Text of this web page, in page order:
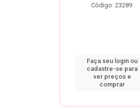
Código: 23289
Faça seu login ou
cadastre-se para
ver preços e
comprar